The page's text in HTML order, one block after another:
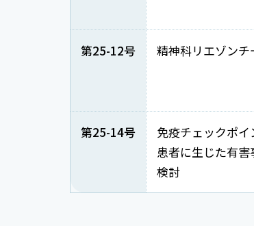
第25-12号 精神科リエゾン
第25-14号
免疫チェックポ
患者に生じた有
検討